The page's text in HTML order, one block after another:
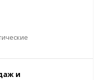
и